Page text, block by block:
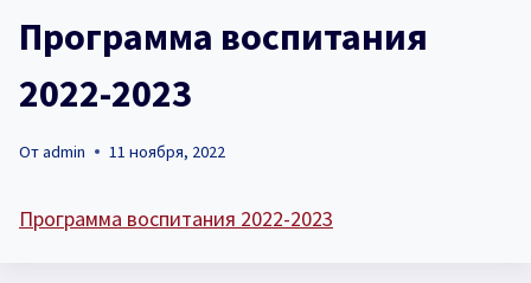
Программа воспитания
2022-2023
Отadmin 11 ноября, 2022
Программа воспитания 2022-2023